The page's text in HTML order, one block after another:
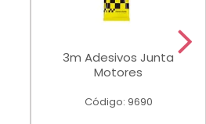
3m Adesivos Junta
Motores
Código: 9690